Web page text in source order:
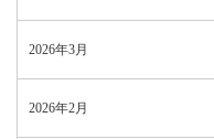
2026年3月
2026年2月